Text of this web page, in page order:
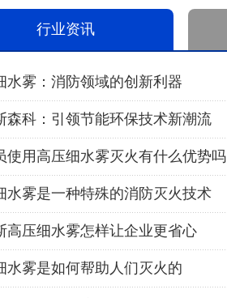
行业资讯
水雾：消防领域的创新利器
森科：引领节能环保技术新潮流
使用高压细水雾灭火有什么优势吗
水雾是一种特殊的消防灭火技术
高压细水雾怎样让企业更省心
水雾是如何帮助人们灭火的